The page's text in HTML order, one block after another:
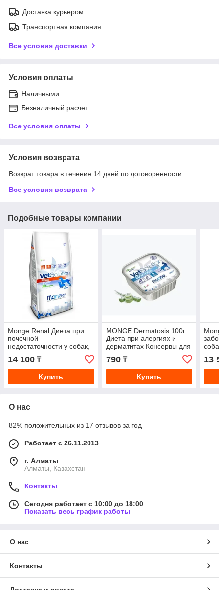
Доставка курьером
Транспортная компания
Все условия доставки
Условия оплаты
Наличными
Безналичный расчет
Все условия оплаты
Условия возврата
Возврат товара в течение 14 дней по договоренности
Все условия возврата
Подобные товары компании
Monge Renal Диета при
почечной
недостаточности у собак,
14 100 ₸
Купить
MONGE Dermatosis 100г
Диета при алергиях и
дерматитах Консервы для
кошек
790₸
Купить
13
О нас
82% положительных из 17 отзывов за год
Работает с 26.11.2013
г. Алматы
Алматы, Казахстан
Контакты
Сегодня работает с 10:00 до 18:00
Показать весь график работы
О нас
Контакты